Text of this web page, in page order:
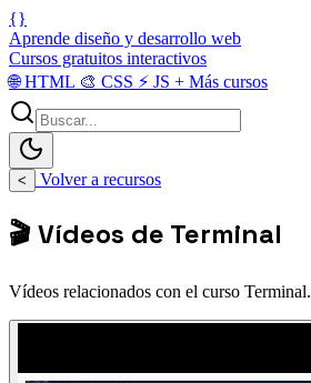
{}
Aprende diseño y desarrollo web
Cursos gratuitos interactivos
🌐HTML 🎨 CSS ⚡ JS + Más cursos
< Volver a recursos
🎬 Vídeos de Terminal
Vídeos relacionados con el curso Terminal.